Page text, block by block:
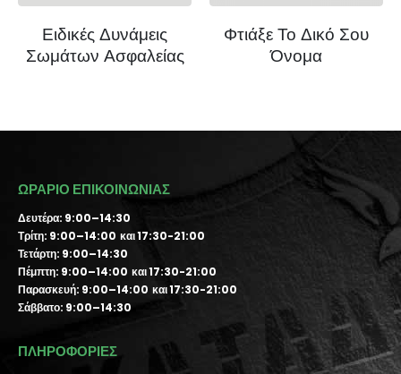
Ειδικές Δυνάμεις
Σωμάτων Ασφαλείας
Φτιάξε Το Δικό Σου
Όνομα
ΩΡΑΡΙΟ ΕΠΙΚΟΙΝΩΝΙΑΣ
Δευτέρα: 9:00–14:30
Τρίτη: 9:00–14:00 και 17:30-21:00
Τετάρτη: 9:00–14:30
Πέμπτη: 9:00–14:00 και 17:30-21:00
Παρασκευή: 9:00–14:00 και 17:30-21:00
Σάββατο: 9:00–14:30
ΠΛΗΡΟΦΟΡΙΕΣ